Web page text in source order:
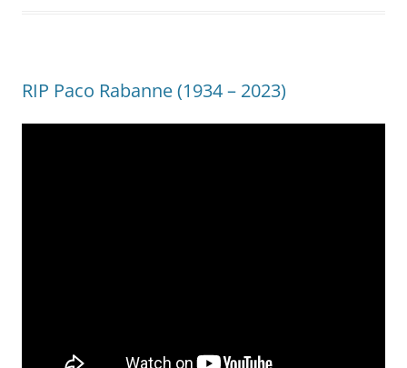
RIP Paco Rabanne (1934 – 2023)